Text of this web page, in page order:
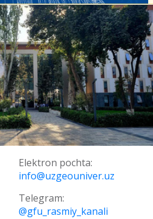
Elektron pochta:
info@uzgeouniver.uz
Telegram:
@gfu_rasmiy_kanali